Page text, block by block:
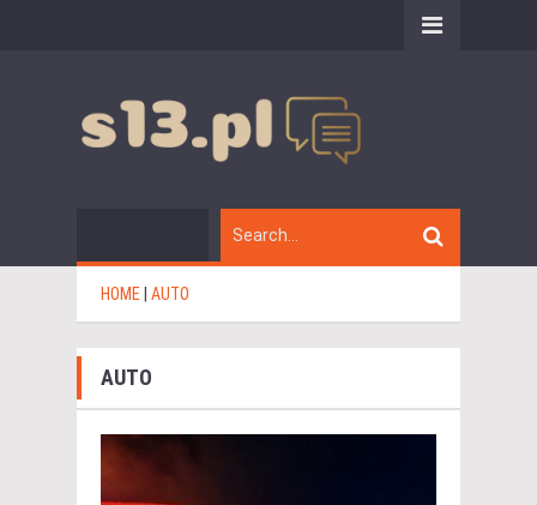
HOME AUTO
AUTO